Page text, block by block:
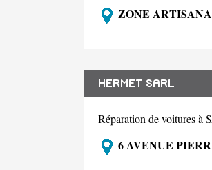
ZONE
HERMET SARL
Réparation de voitures
6 AVENUE